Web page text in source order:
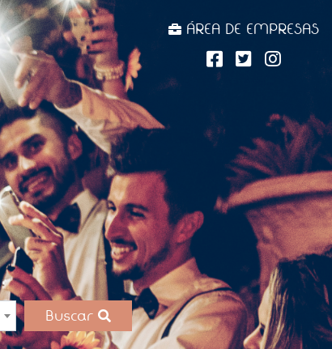
ÁREA DE EMPRESAS
Buscar